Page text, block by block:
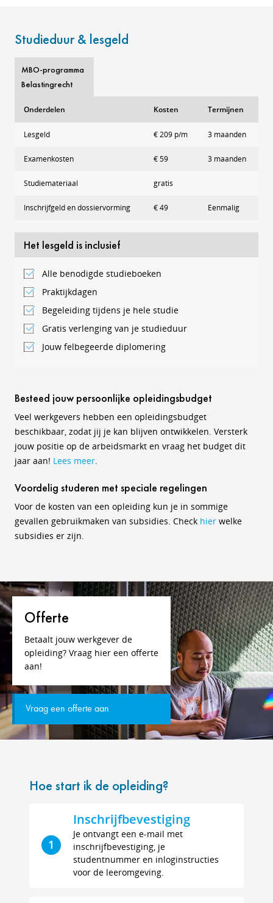
Studieduur & lesgeld
MBO-programma
Belastingrecht
Onderdelen Kosten Termijnen
Lesgeld € 209 p/m 3 maanden
Examenkosten € 59 3 maanden
Studiemateriaal gratis
Inschrijfgeld en dossiervorming € 49 Eenmalig
Het lesgeld is inclusief
Alle benodigde studieboeken
Praktijkdagen
Begeleiding tijdens je hele studie
Gratis verlenging van je studieduur
Jouw felbegeerde diplomering
Besteed jouw persoonlijke opleidingsbudget
Veel werkgevers hebben een opleidingsbudget
beschikbaar, zodat jij je kan blijven ontwikkelen. Versterk
jouw positie op de arbeidsmarkt en vraag het budget dit
jaar aan! Lees meer.
Voordelig studeren met speciale regelingen
Voor de kosten van een opleiding kun je in sommige
gevallen gebruikmaken van subsidies. Check hier welke
subsidies er zijn.
Offerte
Betaalt jouw werkgever de
opleiding? Vraag hier een offerte
aan!
Vraag een offerte aan
Hoe start ik de opleiding?
1
Inschrijfbevestiging
Je ontvangt een e-mail met
inschrijfbevestiging, je
studentnummer en inloginstructies
voor de leeromgeving.